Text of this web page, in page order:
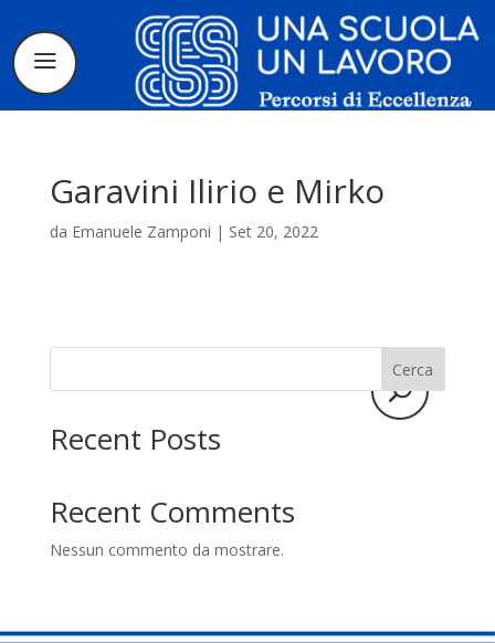
I tirocinanti
Le borse di
studio
Sostenitori
Garavini Ilirio e Mirko
da Emanuele Zamponi | Set 20, 2022
Cerca
Recent Posts
Recent Comments
Nessun commento da mostrare.